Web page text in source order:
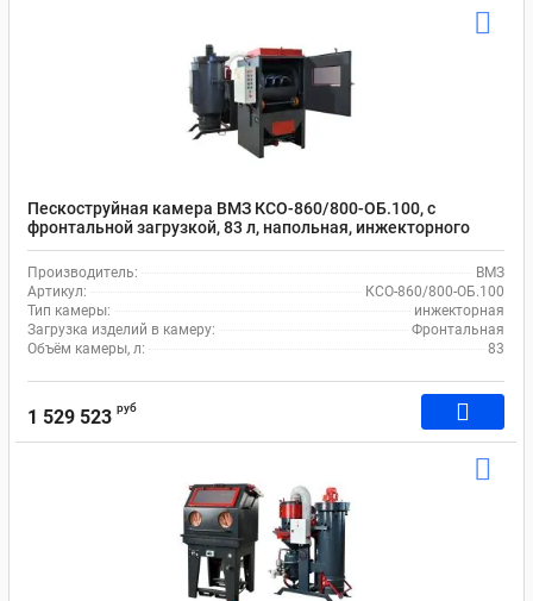
Пескоструйная камера ВМЗ КСО-860/800-ОБ.100, с
фронтальной загрузкой, 83 л, напольная, инжекторного
типа с барабаном
Производитель:
ВМЗ
Артикул:
КСО-860/800-ОБ.100
Тип камеры:
инжекторная
Загрузка изделий в камеру:
Фронтальная
Объём камеры, л:
83
1 529 523 руб